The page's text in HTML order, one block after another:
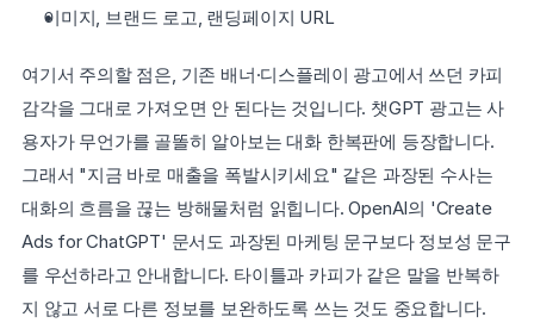
이미지, 브랜드 로고, 랜딩페이지 URL
여기서 주의할 점은, 기존 배너·디스플레이 광고에서 쓰던 카피
감각을 그대로 가져오면 안 된다는 것입니다. 챗GPT 광고는 사
용자가 무언가를 골똘히 알아보는 대화 한복판에 등장합니다.
그래서 "지금 바로 매출을 폭발시키세요" 같은 과장된 수사는
대화의 흐름을 끊는 방해물처럼 읽힙니다. OpenAI의 'Create
Ads for ChatGPT' 문서도 과장된 마케팅 문구보다 정보성 문구
를 우선하라고 안내합니다. 타이틀과 카피가 같은 말을 반복하
지 않고 서로 다른 정보를 보완하도록 쓰는 것도 중요합니다.